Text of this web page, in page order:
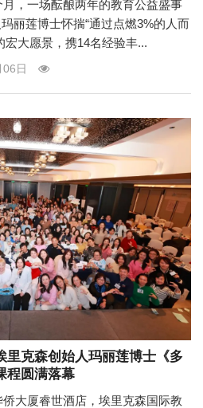
，一场酝酿两年的教育公益盛事
丽莲博士怀揣“通过点燃3%的人而
宏大愿景，携14名经验丰...
日
里克森创始人玛丽莲博士《多
程圆满落幕
大厦睿世酒店，埃里克森国际教